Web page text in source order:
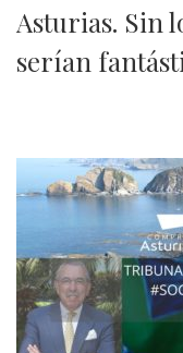
Asturias. Sin
serían